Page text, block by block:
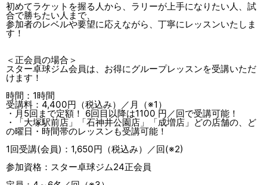
初めてラケットを握る人から、ラリーが上手になりたい人、試
合で勝ちたい人まで、
参加者のレベルや要望に応えながら、丁寧にレッスンいたしま
す！
＜正会員の場合＞
スター卓球ジム会員は、お得にグループレッスンを受講いただ
けます！
時間：1時間
受講料：4,400円（税込み）／月（※1）
・月5回まで定額！ 6回目以降は1100 円／回で受講可能！
・「大塚駅前店」「石神井公園店」「成増店」どの店舗の、ど
の曜日・時間帯のレッスンも受講可能！
1回受講(会員)：1,650円（税込み）／回(※2)
参加資格：スター卓球ジム24正会員